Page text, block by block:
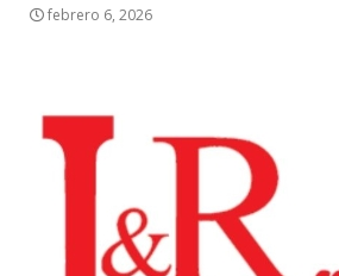
febrero 6, 2026